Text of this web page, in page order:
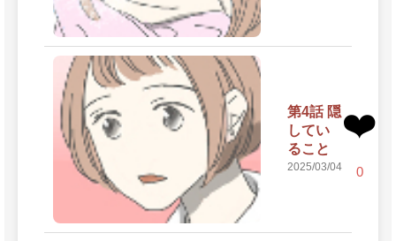
第4話 隠
してい
ること
2025/03/04
❤️
0